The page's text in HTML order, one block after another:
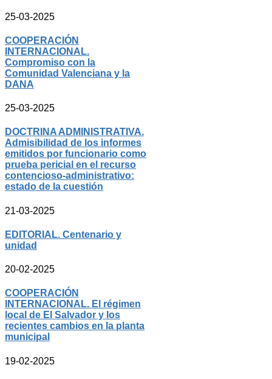
25-03-2025
COOPERACIÓN
INTERNACIONAL.
Compromiso con la
Comunidad Valenciana y la
DANA
25-03-2025
DOCTRINA ADMINISTRATIVA.
Admisibilidad de los informes
emitidos por funcionario como
prueba pericial en el recurso
contencioso-administrativo:
estado de la cuestión
21-03-2025
EDITORIAL. Centenario y
unidad
20-02-2025
COOPERACIÓN
INTERNACIONAL. El régimen
local de El Salvador y los
recientes cambios en la planta
municipal
19-02-2025